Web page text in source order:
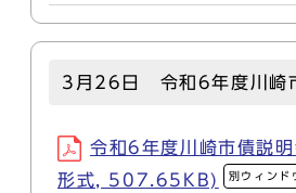
3月26日 令和6年度川崎
令和6年度川崎市債説
形式, 507.65KB)
別ウィンド